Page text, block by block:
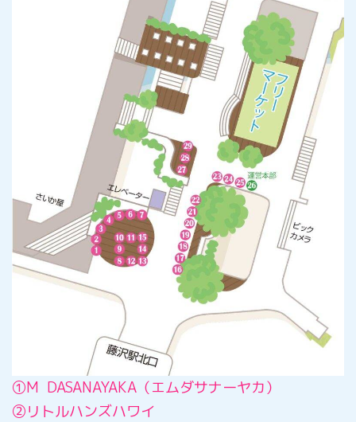
①M DASANAYAKA（エムダサナーヤカ）
②リトルハンズハワイ